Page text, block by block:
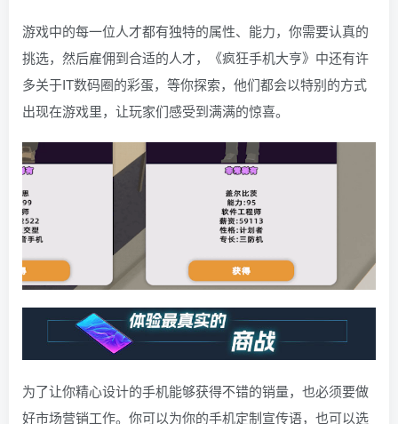
游戏中的每一位人才都有独特的属性、能力，你需要认真的
挑选，然后雇佣到合适的人才，《疯狂手机大亨》中还有许
多关于IT数码圈的彩蛋，等你探索，他们都会以特别的方式
出现在游戏里，让玩家们感受到满满的惊喜。
为了让你精心设计的手机能够获得不错的销量，也必须要做
好市场营销工作。你可以为你的手机定制宣传语，也可以选